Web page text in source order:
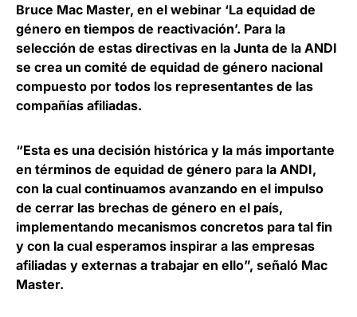
Bruce Mac Master, en el webinar ‘La equidad de
género en tiempos de reactivación’. Para la
selección de estas directivas en la Junta de la ANDI
se crea un comité de equidad de género nacional
compuesto por todos los representantes de las
compañías afiliadas.
“Esta es una decisión histórica y la más importante
en términos de equidad de género para la ANDI,
con la cual continuamos avanzando en el impulso
de cerrar las brechas de género en el país,
implementando mecanismos concretos para tal fin
y con la cual esperamos inspirar a las empresas
afiliadas y externas a trabajar en ello”, señaló Mac
Master.